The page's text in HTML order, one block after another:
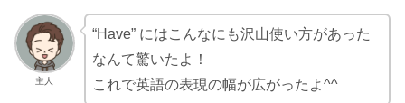
主人
“Have” にはこんなにも沢山使い方があった
なんて驚いたよ！
これで英語の表現の幅が広がったよ^^